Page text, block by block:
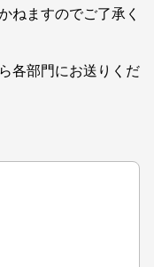
ねますのでご了承く
各部門にお送りくだ